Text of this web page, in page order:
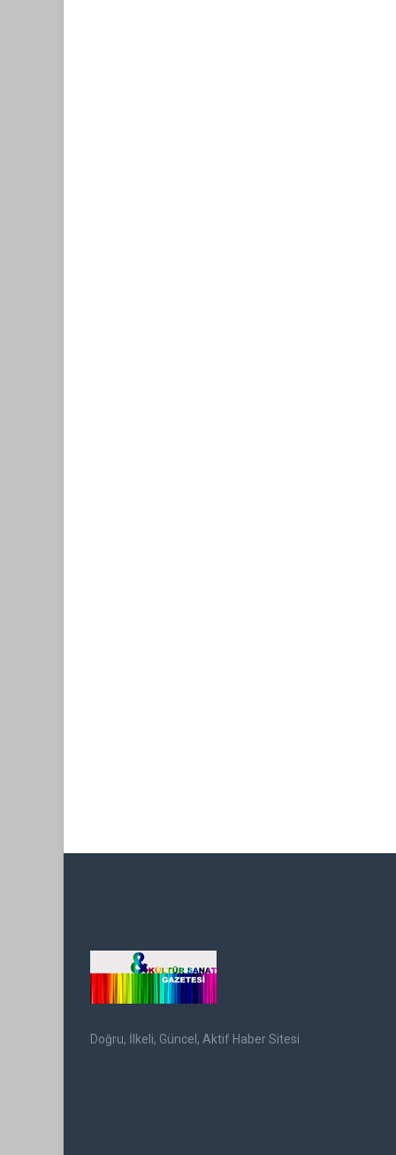
Doğru, İlkeli, Güncel, Aktif Haber Sitesi